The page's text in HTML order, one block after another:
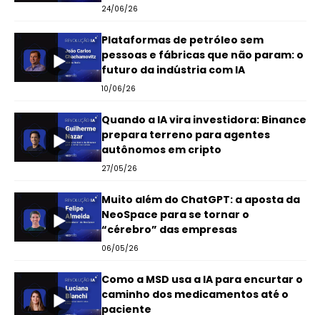
24/06/26
Plataformas de petróleo sem
pessoas e fábricas que não param: o
futuro da indústria com IA
10/06/26
Quando a IA vira investidora: Binance
prepara terreno para agentes
autônomos em cripto
27/05/26
Muito além do ChatGPT: a aposta da
NeoSpace para se tornar o
“cérebro” das empresas
06/05/26
Como a MSD usa a IA para encurtar o
caminho dos medicamentos até o
paciente